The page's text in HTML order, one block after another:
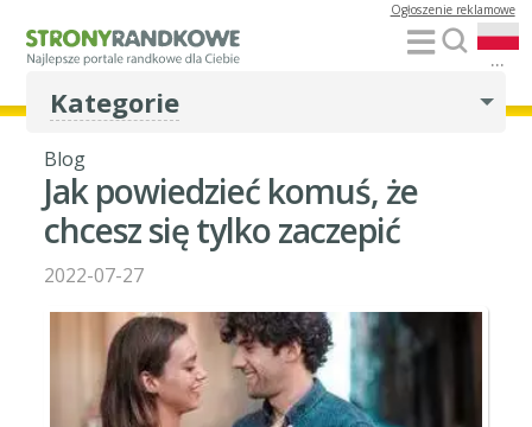
...
Ogłoszenie reklamowe
Kategorie
Blog
Jak powiedzieć komuś, że
chcesz się tylko zaczepić
2022-07-27